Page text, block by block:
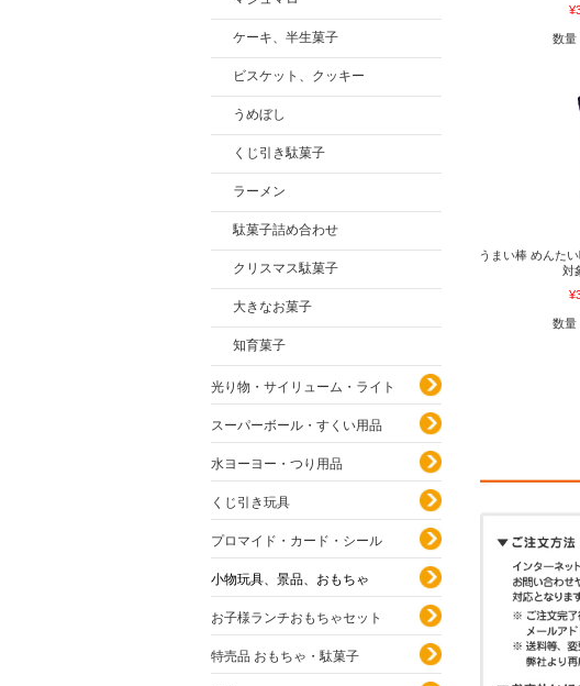
数量
うまい棒 めんた
対
数量
ケーキ、半生菓子
ビスケット、クッキー
うめぼし
くじ引き駄菓子
ラーメン
駄菓子詰め合わせ
クリスマス駄菓子
大きなお菓子
知育菓子
光り物・サイリューム・ライト
スーパーボール・すくい用品
水ヨーヨー・つり用品
くじ引き玩具
プロマイド・カード・シール
小物玩具、景品、おもちゃ
お子様ランチおもちゃセット
特売品 おもちゃ・駄菓子